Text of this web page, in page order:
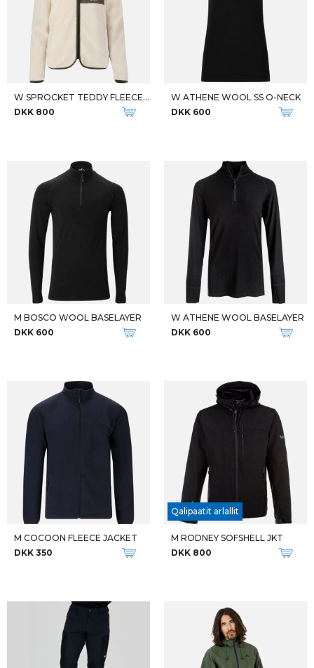
W SPROCKET TEDDY FLEECE JKT
DKK 800
W ATHENE WOOL SS O-NECK
DKK 600
M BOSCO WOOL BASELAYER
DKK 600
W ATHENE WOOL BASELAYER
DKK 600
M COCOON FLEECE JACKET
DKK 350
Qalipaatit arlallit
M RODNEY SOFSHELL JKT
DKK 800